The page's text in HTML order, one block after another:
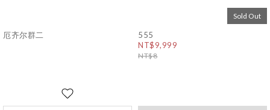
厄齐尔群二
Sold Out
555
NT$9,999
NT$8